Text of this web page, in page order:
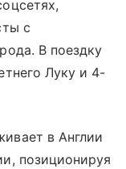
с
В поездку
Луку и 4-
в Англии
позиционируя